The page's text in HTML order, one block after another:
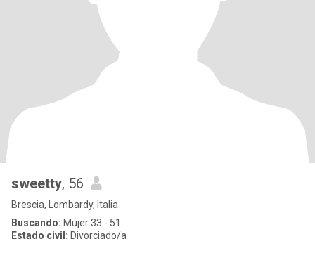
sweetty, 56
Brescia, Lombardy, Italia
Buscando: Mujer 33 - 51
Estado civil: Divorciado/a